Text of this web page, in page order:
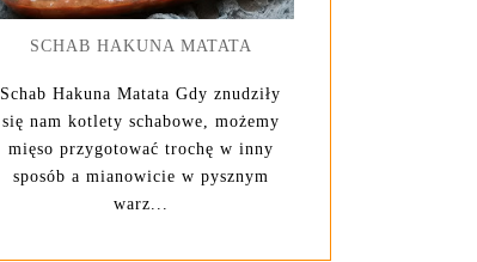
SCHAB HAKUNA MATATA
Schab Hakuna Matata Gdy znudziły
się nam kotlety schabowe, możemy
mięso przygotować trochę w inny
sposób a mianowicie w pysznym
warz...